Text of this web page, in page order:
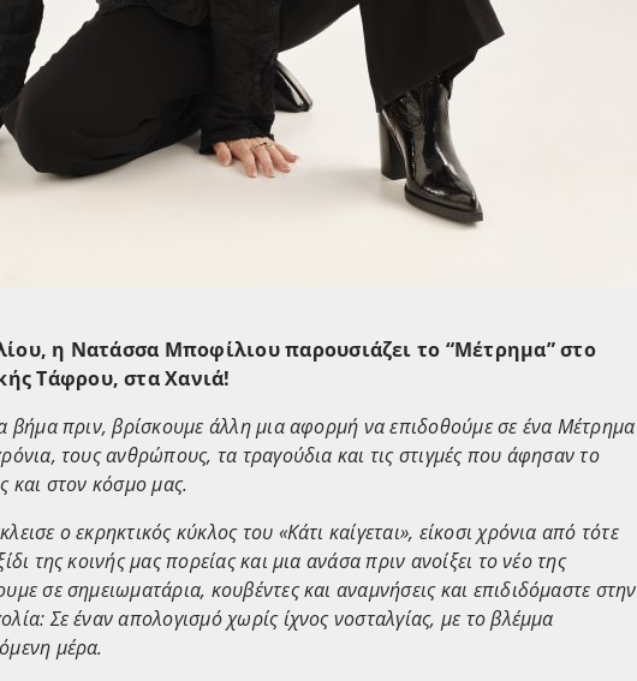
η Νατάσσα Μποφίλιου παρουσιάζει το “Μέτρημα” στο
Τάφρου, στα Χανιά!
βήμα πριν, βρίσκουμε άλλη μια αφορμή να επιδοθούμε σε ένα Μέτρημα
τους ανθρώπους, τα τραγούδια και τις στιγμές που άφησαν το
και στον κόσμο μας.
ο εκρηκτικός κύκλος του «Κάτι καίγεται», είκοσι χρόνια από τότε
της κοινής μας πορείας και μια ανάσα πριν ανοίξει το νέο της
σε σημειωματάρια, κουβέντες και αναμνήσεις και επιδιδόμαστε στην
Σε έναν απολογισμό χωρίς ίχνος νοσταλγίας, με το βλέμμα
μέρα.